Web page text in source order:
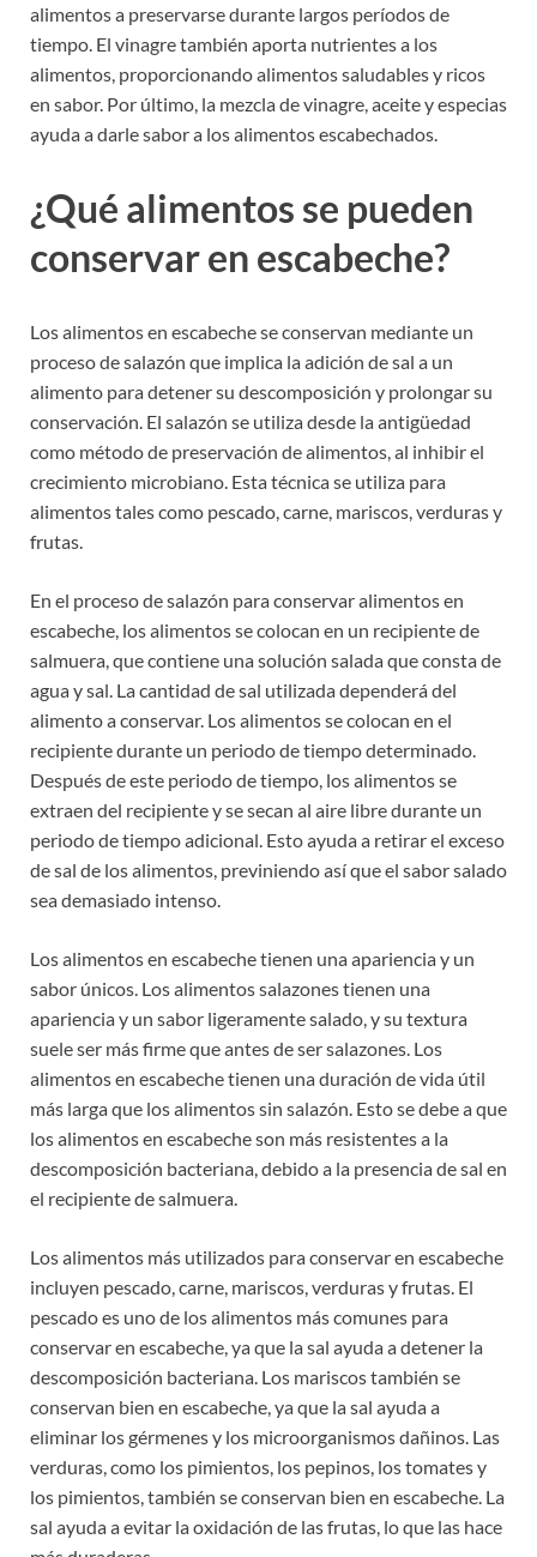
alimentos a preservarse durante largos períodos de
tiempo. El vinagre también aporta nutrientes a los
alimentos, proporcionando alimentos saludables y ricos
en sabor. Por último, la mezcla de vinagre, aceite y especias
ayuda a darle sabor a los alimentos escabechados.
¿Qué alimentos se pueden
conservar en escabeche?
Los alimentos en escabeche se conservan mediante un
proceso de salazón que implica la adición de sal a un
alimento para detener su descomposición y prolongar su
conservación. El salazón se utiliza desde la antigüedad
como método de preservación de alimentos, al inhibir el
crecimiento microbiano. Esta técnica se utiliza para
alimentos tales como pescado, carne, mariscos, verduras y
frutas.
En el proceso de salazón para conservar alimentos en
escabeche, los alimentos se colocan en un recipiente de
salmuera, que contiene una solución salada que consta de
agua y sal. La cantidad de sal utilizada dependerá del
alimento a conservar. Los alimentos se colocan en el
recipiente durante un periodo de tiempo determinado.
Después de este periodo de tiempo, los alimentos se
extraen del recipiente y se secan al aire libre durante un
periodo de tiempo adicional. Esto ayuda a retirar el exceso
de sal de los alimentos, previniendo así que el sabor salado
sea demasiado intenso.
Los alimentos en escabeche tienen una apariencia y un
sabor únicos. Los alimentos salazones tienen una
apariencia y un sabor ligeramente salado, y su textura
suele ser más firme que antes de ser salazones. Los
alimentos en escabeche tienen una duración de vida útil
más larga que los alimentos sin salazón. Esto se debe a que
los alimentos en escabeche son más resistentes a la
descomposición bacteriana, debido a la presencia de sal en
el recipiente de salmuera.
Los alimentos más utilizados para conservar en escabeche
incluyen pescado, carne, mariscos, verduras y frutas. El
pescado es uno de los alimentos más comunes para
conservar en escabeche, ya que la sal ayuda a detener la
descomposición bacteriana. Los mariscos también se
conservan bien en escabeche, ya que la sal ayuda a
eliminar los gérmenes y los microorganismos dañinos. Las
verduras, como los pimientos, los pepinos, los tomates y
los pimientos, también se conservan bien en escabeche. La
sal ayuda a evitar la oxidación de las frutas, lo que las hace